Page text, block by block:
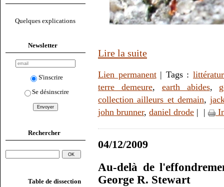
Quelques explications
Newsletter
S'inscrire
Se désinscrire
Rechercher
Table de dissection
Lire la suite
Lien permanent| Tags :
terre demeure, earth abides,
collection ailleurs et demain,
john brunner, daniel drode | |
04/12/2009
Au-delà de
George R. Stewart